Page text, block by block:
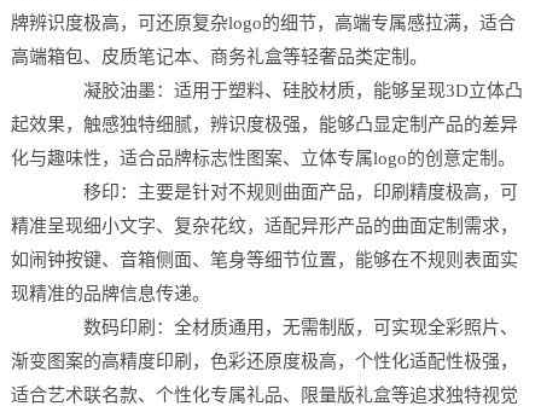
牌辨识度极高，可还原复杂logo的细节，高端专属感拉满，适合
高端箱包、皮质笔记本、商务礼盒等轻奢品类定制。
凝胶油墨：适用于塑料、硅胶材质，能够呈现3D立体凸
起效果，触感独特细腻，辨识度极强，能够凸显定制产品的差异
化与趣味性，适合品牌标志性图案、立体专属logo的创意定制。
移印：主要是针对不规则曲面产品，印刷精度极高，可
精准呈现细小文字、复杂花纹，适配异形产品的曲面定制需求，
如闹钟按键、音箱侧面、笔身等细节位置，能够在不规则表面实
现精准的品牌信息传递。
数码印刷：全材质通用，无需制版，可实现全彩照片、
渐变图案的高精度印刷，色彩还原度极高，个性化适配性极强，
适合艺术联名款、个性化专属礼品、限量版礼盒等追求独特视觉